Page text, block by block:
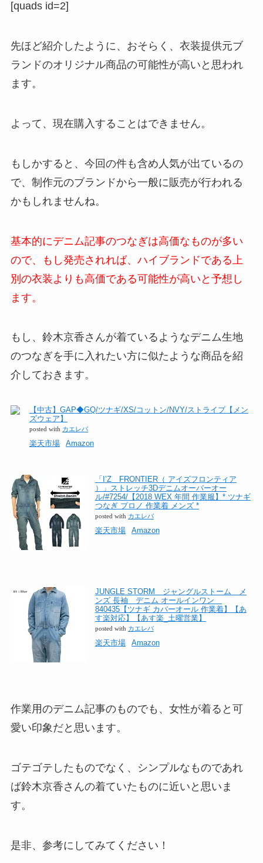
[quads id=2]
先ほど紹介したように、おそらく、衣装提供元ブ
ランドのオリジナル商品の可能性が高いと思われ
ます。
よって、現在購入することはできません。
もしかすると、今回の件も含め人気が出ているの
で、制作元のブランドから一般に販売が行われる
かもしれませんね。
基本的にデニム記事のつなぎは高価なものが多い
ので、もし発売されれば、ハイブランドである上
別の衣装よりも高価である可能性が高いと予想し
ます。
もし、鈴木京香さんが着ているようなデニム生地
のつなぎを手に入れたい方に似たような商品を紹
介しておきます。
【中古】GAP◆GQ/ツナギ/XS/コットン/NVY/ストライプ【メン
ズウェア】
posted with カエレバ
楽天市場 Amazon
「I’Z FRONTIER（ アイズフロンティア
）」ストレッチ3Dデニムオーバーオー
ル/#7254/【2018 WEX 年間 作業服】* ツナギ
つなぎ プロノ 作業着 メンズ *
posted with カエレバ
楽天市場 Amazon
JUNGLE STORM ジャングルストーム メ
ンズ 長袖 デニム オールインワン
840435【ツナギ カバーオール 作業着】【あ
す楽対応】【あす楽_土曜営業】
posted with カエレバ
楽天市場 Amazon
作業用のデニム記事のものでも、女性が着ると可
愛い印象だと思います。
ゴテゴテしたものでなく、シンプルなものであれ
ば鈴木京香さんの着ていたものに近いと思いま
す。
是非、参考にしてみてください！